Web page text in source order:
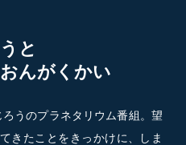
と
んがくかい
うのプラネタリウム番組。望
きたことをきっかけに、しま